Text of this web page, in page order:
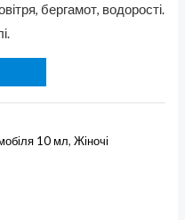
бергамот, водорості.
10 мл,Жіночі